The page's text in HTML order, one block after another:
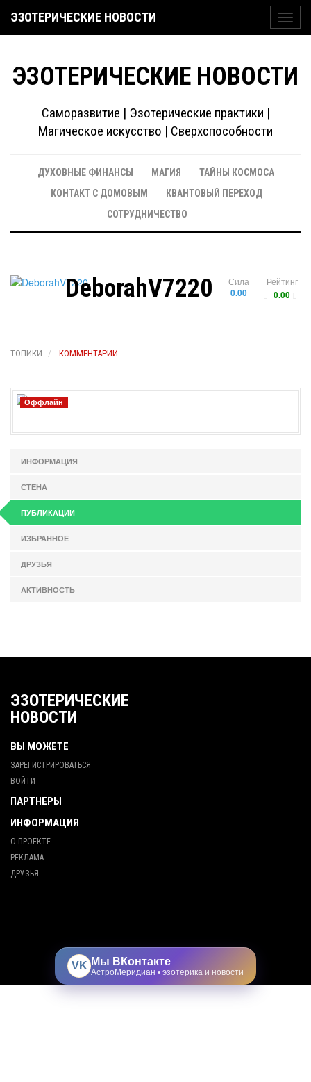
ЭЗОТЕРИЧЕСКИЕ НОВОСТИ
ЭЗОТЕРИЧЕСКИЕ НОВОСТИ
Саморазвитие | Эзотерические практики |
Магическое искусство | Сверхспособности
ДУХОВНЫЕ ФИНАНСЫ МАГИЯ
ТАЙНЫ КОСМОСА
КОНТАКТ С ДОМОВЫМ
КВАНТОВЫЙ ПЕРЕХОД
СОТРУДНИЧЕСТВО
Рейтинг
0.00
Сила
0.00
DeborahV7220
ТОПИКИ КОММЕНТАРИИ
Оффлайн
ИНФОРМАЦИЯ
СТЕНА
ПУБЛИКАЦИИ
ИЗБРАННОЕ
ДРУЗЬЯ
АКТИВНОСТЬ
ЭЗОТЕРИЧЕСКИЕ
НОВОСТИ
ВЫ МОЖЕТЕ
ЗАРЕГИСТРИРОВАТЬСЯ
ВОЙТИ
ПАРТНЕРЫ
ИНФОРМАЦИЯ
О ПРОЕКТЕ
РЕКЛАМА
ДРУЗЬЯ
VK Мы ВКонтакте
АстроМеридиан • эзотерика и новости